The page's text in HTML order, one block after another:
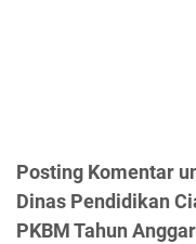
Posting Komentar
Dinas Pendidikan
PKBM Tahun